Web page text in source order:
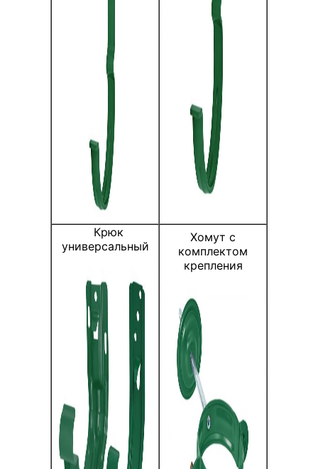
Крюк
универсальный
Хомут с
комплектом
крепления